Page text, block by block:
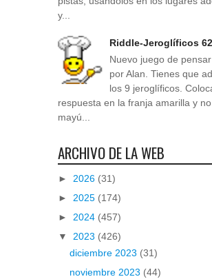
y...
Riddle-Jeroglíficos
Nuevo juego de
por Alan. Tienes que
los 9 jeroglíficos.
respuesta en la franja amarilla y
mayú...
ARCHIVO DE LA WEB
► 2026 (31)
► 2025 (174)
► 2024 (457)
▼ 2023 (426)
diciembre 2023 (31)
noviembre 2023 (44)